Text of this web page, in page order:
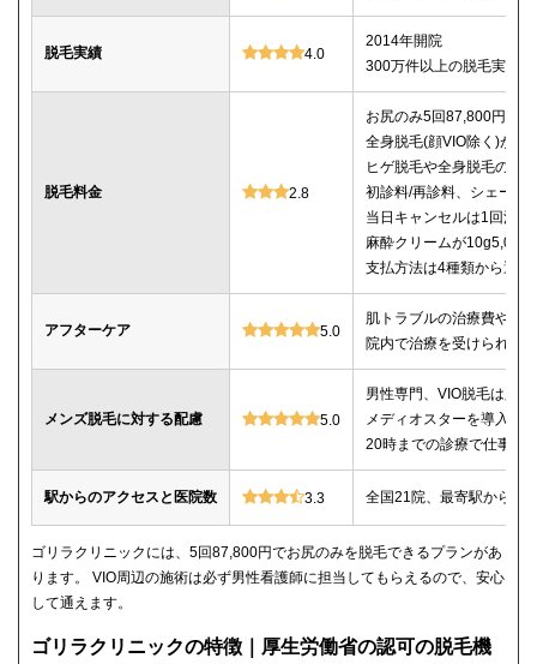
脱毛実績 4.0
2014年開院
300万件以上の脱毛実績
脱毛料金 2.8
お尻のみ5回87,800円、
全身脱毛(顔VIO除く)が5
ヒゲ脱毛や全身脱毛のコ
初診料/再診料、シェービ
当日キャンセルは1回消化
麻酔クリームが10g5,000
支払方法は4種類から選べ
アフターケア 5.0
肌トラブルの治療費や薬
院内で治療を受けられる
メンズ脱毛に対する配慮 5.0
男性専門、VIO脱毛は必
メディオスターを導入、
20時までの診療で仕事帰
駅からのアクセスと医院数 3.3 全国21院、最寄駅から徒
ゴリラクリニックには、5回87,800円でお尻のみを脱毛できるプランがあ
ります。 VIO周辺の施術は必ず男性看護師に担当してもらえるので、安心
して通えます。
ゴリラクリニックの特徴｜厚生労働省の認可の脱毛機